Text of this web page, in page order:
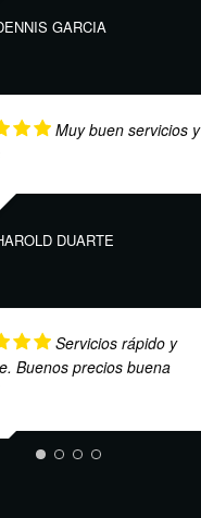
GARCIA
Muy buen servicios y
DUARTE
Servicios rápido y
Buenos precios buena